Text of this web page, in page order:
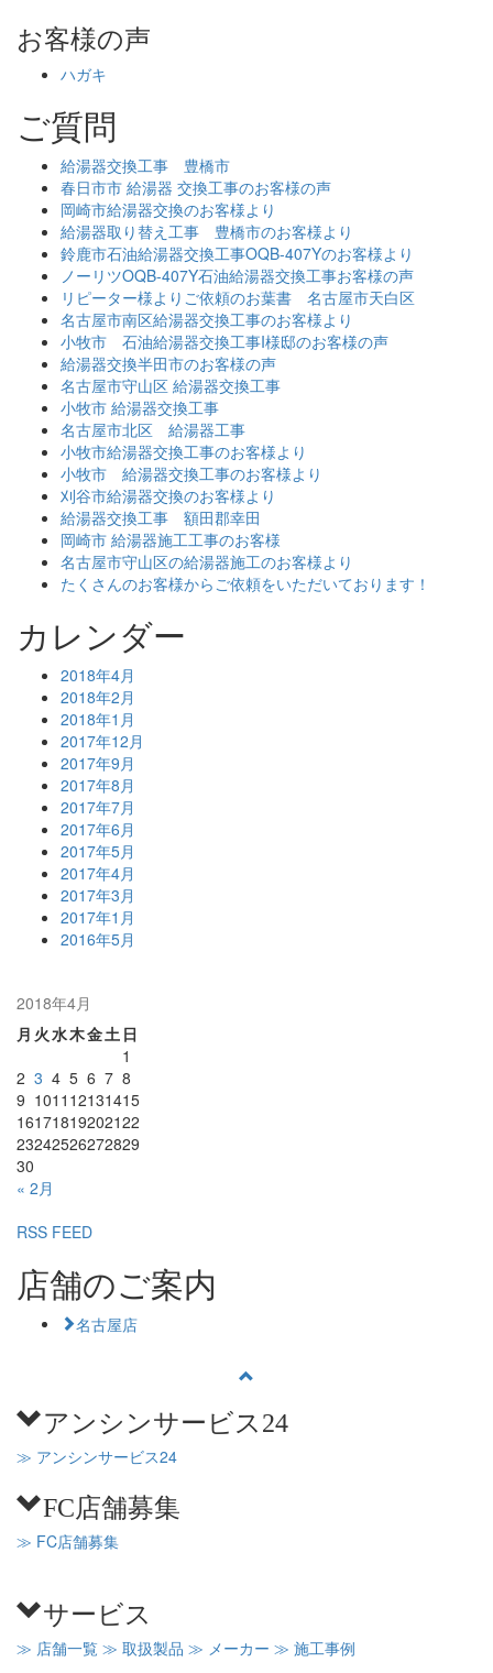
お客様の声
ハガキ
ご質問
給湯器交換工事 豊橋市
春日市市 給湯器 交換工事のお客様の声
岡崎市給湯器交換のお客様より
給湯器取り替え工事 豊橋市のお客様より
鈴鹿市石油給湯器交換工事OQB-407Yのお客様より
ノーリツOQB-407Y石油給湯器交換工事お客様の声
リピーター様よりご依頼のお葉書 名古屋市天白区
名古屋市南区給湯器交換工事のお客様より
小牧市 石油給湯器交換工事I様邸のお客様の声
給湯器交換半田市のお客様の声
名古屋市守山区 給湯器交換工事
小牧市 給湯器交換工事
名古屋市北区 給湯器工事
小牧市給湯器交換工事のお客様より
小牧市 給湯器交換工事のお客様より
刈谷市給湯器交換のお客様より
給湯器交換工事 額田郡幸田
岡崎市 給湯器施工工事のお客様
名古屋市守山区の給湯器施工のお客様より
たくさんのお客様からご依頼をいただいております！
カレンダー
2018年4月
2018年2月
2018年1月
2017年12月
2017年9月
2017年8月
2017年7月
2017年6月
2017年5月
2017年4月
2017年3月
2017年1月
2016年5月
2018年4月
月 火水木金土 日
« 2月
1
2 3 4 5 6 7 8
9 1011 12131415
16171819202122
23242526272829
30
RSS FEED
店舗のご案内
名古屋店
アンシンサービス24
≫ アンシンサービス24
FC店舗募集
≫ FC店舗募集
サービス
≫ 店舗一覧 ≫ 取扱製品 ≫ メーカー ≫ 施工事例